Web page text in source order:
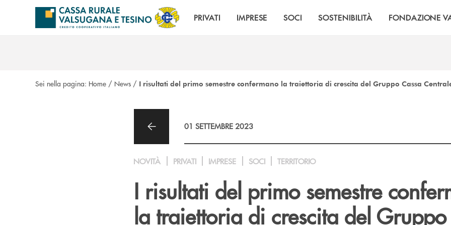
Salta al contenuto principale
PRIVATI IMPRESE SOCI SOSTENIBILITÀ FONDAZIONE
Sei nella pagina: Home / News / I risultati del primo semestre confermano la traiettoria di crescita del Gruppo Cassa
01 SETTEMBRE 2023
NOVITÀ PRIVATI IMPRESE SOCI TERRITORIO
I risultati del primo semestre
la traiettoria di crescita del Gruppo